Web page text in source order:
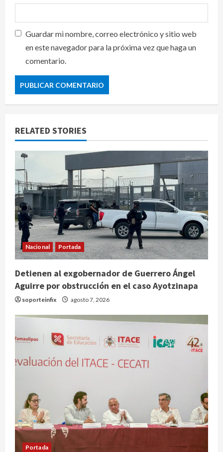
Guardar mi nombre, correo electrónico y sitio web
en este navegador para la próxima vez que haga un
comentario.
RELATED STORIES
Nacional Portada
Detienen al exgobernador de Guerrero Ángel
Aguirre por obstrucción en el caso Ayotzinapa
soporteinfix agosto 7, 2026
Portada